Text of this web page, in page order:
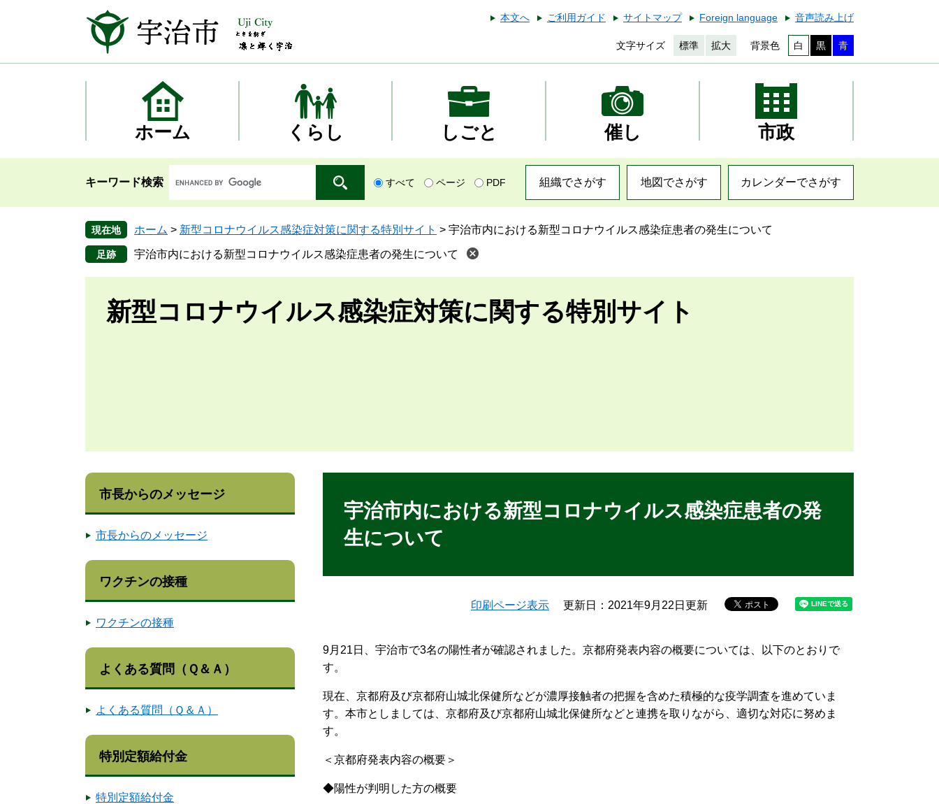
本
本文へ ご利用ガイド サイトマップ Foreign language 音声読み上げ
文字サイズ 標準 拡大 背景色 白 黒 青
ホーム くらし しごと 催し 市政
キーワード検索 すべて ページ PDF 組織でさがす 地図でさがす カレンダーでさがす
現在地 ホーム > 新型コロナウイルス感染症対策に関する特別サイト > 宇治市内における新型コロナウイルス感染症患者の発生について
宇治市内における新型コロナウイルス感染症患者の発生について
新型コロナウイルス感染症対策に関する特別サイト
宇治市内における新型コロナウイルス感染症患者の発
生について
印刷ページ表示 更新日：2021年9月22日更新
9月21日、宇治市で3名の陽性者が確認されました。京都府発表内容の概要については、以下のとおりで
す。
現在、京都府及び京都府山城北保健所などが濃厚接触者の把握を含めた積極的な疫学調査を進めていま
す。本市としましては、京都府及び京都府山城北保健所などと連携を取りながら、適切な対応に努めま
す。
＜京都府発表内容の概要＞
◆陽性が判明した方の概要
市長からのメッセージ
市長からのメッセージ
ワクチンの接種
ワクチンの接種
よくある質問（Ｑ＆Ａ）
よくある質問（Ｑ＆Ａ）
特別定額給付金
特別定額給付金